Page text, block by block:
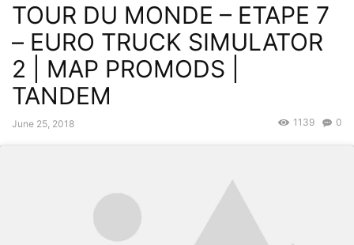
TOUR DU MONDE – ETAPE 7
– EURO TRUCK SIMULATOR
2 | MAP PROMODS |
TANDEM
June 25, 2018 0
1139